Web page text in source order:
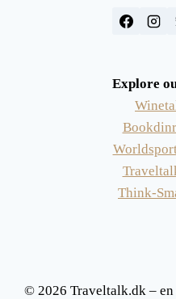
Explore
Think-
© 2026 Traveltalk.dk –